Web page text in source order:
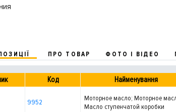
ПРО ТОВАР ФОТО І ВІДЕО
Код Найменування
9952
Моторное масло; Моторное
Масло ступенчатой коробки